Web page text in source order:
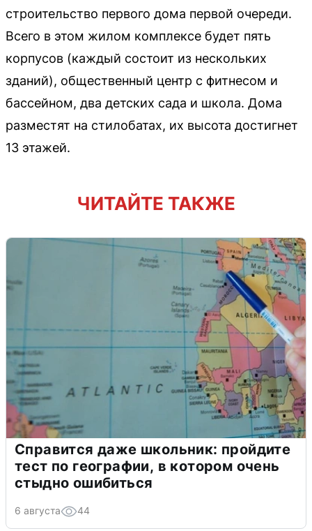
строительство первого дома первой очереди.
Всего в этом жилом комплексе будет пять
корпусов (каждый состоит из нескольких
зданий), общественный центр с фитнесом и
бассейном, два детских сада и школа. Дома
разместят на стилобатах, их высота достигнет
13 этажей.
ЧИТАЙТЕ ТАКЖЕ
Справится даже школьник: пройдите
тест по географии, в котором очень
стыдно ошибиться
6 августа 44